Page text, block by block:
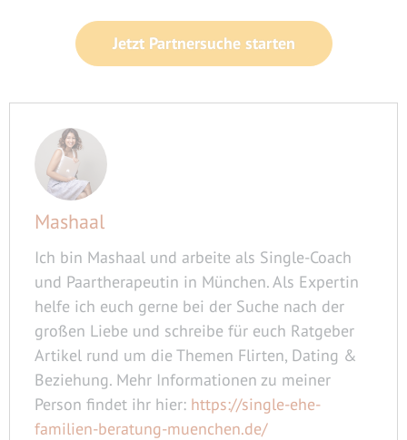
Jetzt Partnersuche starten
Mashaal
Ich bin Mashaal und arbeite als Single-Coach
und Paartherapeutin in München. Als Expertin
helfe ich euch gerne bei der Suche nach der
großen Liebe und schreibe für euch Ratgeber
Artikel rund um die Themen Flirten, Dating &
Beziehung. Mehr Informationen zu meiner
Person findet ihr hier: https://single-ehe-
familien-beratung-muenchen.de/